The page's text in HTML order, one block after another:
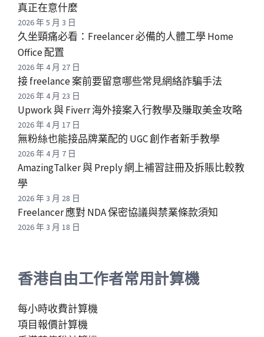
真正在意什麼
2026 年 5 月 3 日
久坐頸痛必看：Freelancer 必備的人體工學 Home
Office 配置
2026 年 4 月 27 日
接 freelance 案前要留意哪些常見網絡詐騙手法
2026 年 4 月 23 日
Upwork 與 Fiverr 海外接案入行教學及賺取美金攻略
2026 年 4 月 17 日
無粉絲也能接品牌業配的 UGC 創作者新手教學
2026 年 4 月 7 日
AmazingTalker 與 Preply 網上補習註冊及拆賬比較教
學
2026 年 3 月 28 日
Freelancer 應對 NDA 保密協議與禁業條款須知
2026 年 3 月 18 日
香港自由工作者常用計算機
每小時收費計算機
項目報價計算機